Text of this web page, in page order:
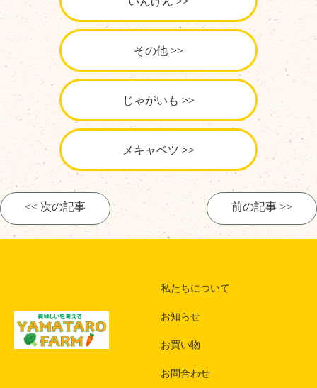
その他
じゃがいも
メキャベツ
<< 次の記事 前の記事 >>
私たちについて
お知らせ
お買い物
お問合わせ